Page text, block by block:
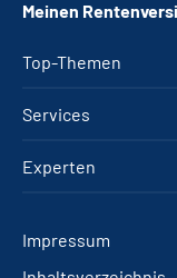
Top-Themen
Services
Experten
Meinen
Impressum